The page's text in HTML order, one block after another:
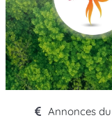
Annonces